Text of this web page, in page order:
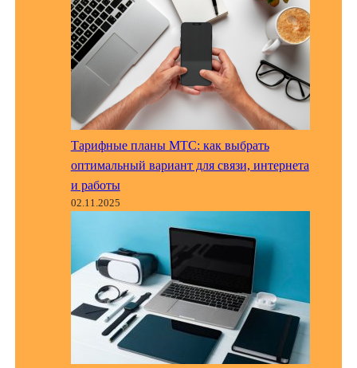
Тарифные планы МТС: как выбрать
оптимальный вариант для связи, интернета
и работы
02.11.2025